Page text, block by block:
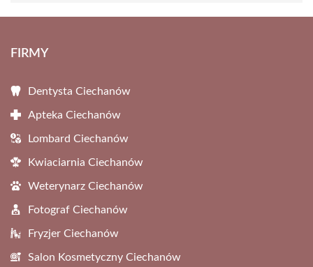
FIRMY
Dentysta Ciechanów
Apteka Ciechanów
Lombard Ciechanów
Kwiaciarnia Ciechanów
Weterynarz Ciechanów
Fotograf Ciechanów
Fryzjer Ciechanów
Salon Kosmetyczny Ciechanów